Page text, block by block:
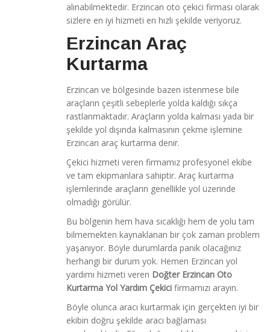
alınabilmektedir. Erzincan oto çekici firması olarak
sizlere en iyi hizmeti en hızlı şekilde veriyoruz.
Erzincan Araç
Kurtarma
Erzincan ve bölgesinde bazen istenmese bile
araçların çeşitli sebeplerle yolda kaldığı sıkça
rastlanmaktadır. Araçların yolda kalması yada bir
şekilde yol dışında kalmasının çekme işlemine
Erzincan araç kurtarma denir.
Çekici hizmeti veren firmamız profesyonel ekibe
ve tam ekipmanlara sahiptir. Araç kurtarma
işlemlerinde araçların genellikle yol üzerinde
olmadığı görülür.
Bu bölgenin hem hava sıcaklığı hem de yolu tam
bilmemekten kaynaklanan bir çok zaman problem
yaşanıyor. Böyle durumlarda panik olacağınız
herhangi bir durum yok. Hemen Erzincan yol
yardımı hizmeti veren Doğter Erzincan Oto
Kurtarma Yol Yardım Çekici firmamızı arayın.
Böyle olunca aracı kurtarmak için gerçekten iyi bir
ekibin doğru şekilde aracı bağlaması